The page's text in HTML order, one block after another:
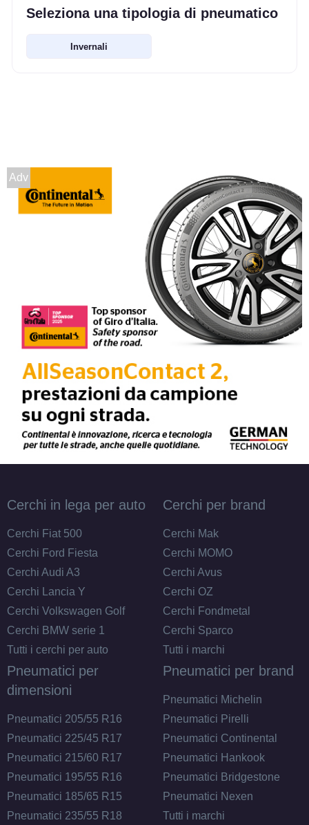
Seleziona una tipologia di pneumatico
Invernali
Adv
Cerchi in lega per auto
Cerchi Fiat 500
Cerchi Ford Fiesta
Cerchi Audi A3
Cerchi Lancia Y
Cerchi Volkswagen Golf
Cerchi BMW serie 1
Tutti i cerchi per auto
Cerchi per brand
Cerchi Mak
Cerchi MOMO
Cerchi Avus
Cerchi OZ
Cerchi Fondmetal
Cerchi Sparco
Tutti i marchi
Pneumatici per
dimensioni
Pneumatici 205/55 R16
Pneumatici 225/45 R17
Pneumatici 215/60 R17
Pneumatici 195/55 R16
Pneumatici 185/65 R15
Pneumatici 235/55 R18
Pneumatici per brand
Pneumatici Michelin
Pneumatici Pirelli
Pneumatici Continental
Pneumatici Hankook
Pneumatici Bridgestone
Pneumatici Nexen
Tutti i marchi